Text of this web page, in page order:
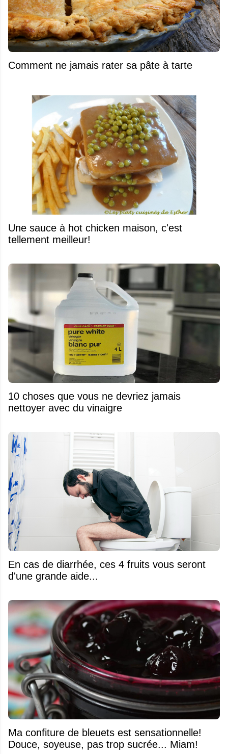
Comment ne jamais rater sa pâte à tarte
Une sauce à hot chicken maison, c'est
tellement meilleur!
10 choses que vous ne devriez jamais
nettoyer avec du vinaigre
En cas de diarrhée, ces 4 fruits vous seront
d'une grande aide...
Ma confiture de bleuets est sensationnelle!
Douce, soyeuse, pas trop sucrée... Miam!